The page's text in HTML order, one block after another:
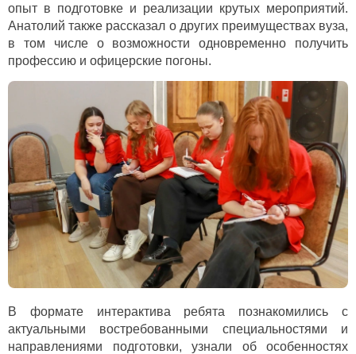
опыт в подготовке и реализации крутых мероприятий.
Анатолий также рассказал о других преимуществах вуза,
в том числе о возможности одновременно получить
профессию и офицерские погоны.
В формате интерактива ребята познакомились с
актуальными востребованными специальностями и
направлениями подготовки, узнали об особенностях